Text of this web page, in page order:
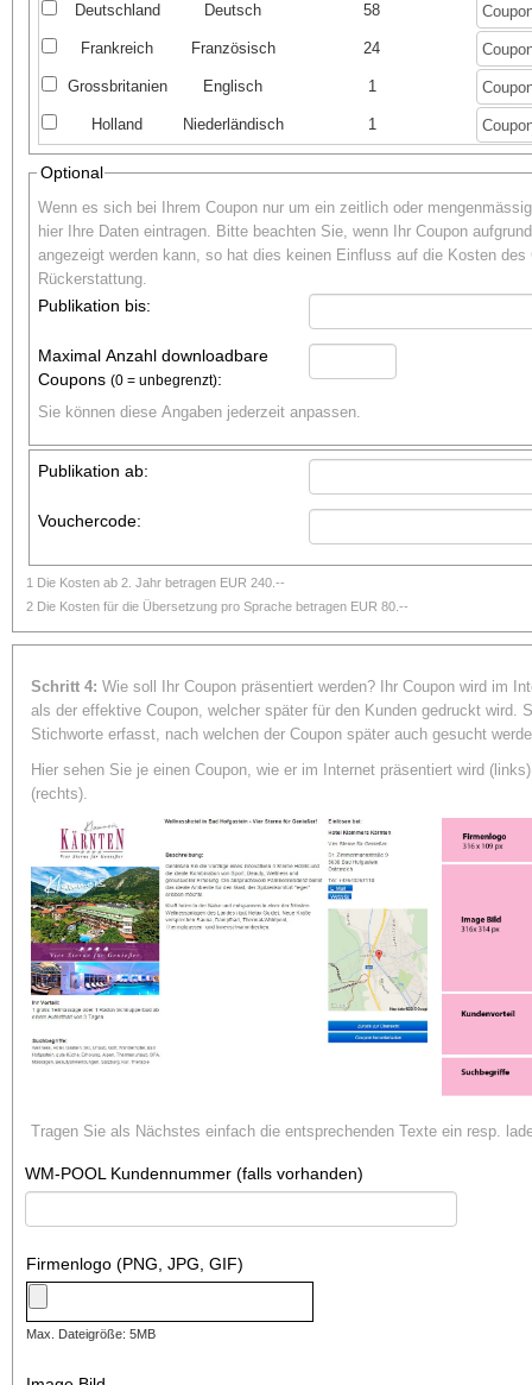
Deutschland Deutsch 58
Frankreich Französisch 24
Grossbritanien Englisch 1
Holland Niederländisch 1
Optional
Wenn es sich bei Ihrem Coupon nur um ein zeitlich oder
hier Ihre Daten eintragen. Bitte beachten Sie, wenn Ihr Coupon
angezeigt werden kann, so hat dies keinen Einfluss auf die Kosten
Rückerstattung.
Publikation bis:
Maximal Anzahl downloadbare
Coupons (0 = unbegrenzt):
Sie können diese Angaben jederzeit anpassen.
Publikation ab:
Vouchercode:
1 Die Kosten ab 2. Jahr betragen EUR 240.--
2 Die Kosten für die Übersetzung pro Sprache betragen EUR 80.--
Schritt 4: Wie soll Ihr Coupon präsentiert werden? Ihr Coupon wird im
als der effektive Coupon, welcher später für den Kunden gedruckt wird.
Stichworte erfasst, nach welchen der Coupon später auch gesucht
Hier sehen Sie je einen Coupon, wie er im Internet präsentiert wird
(rechts).
Tragen Sie als Nächstes einfach die entsprechenden Texte ein resp.
WM-POOL Kundennummer (falls vorhanden)
Firmenlogo (PNG, JPG, GIF)
Max. Dateigröße: 5MB